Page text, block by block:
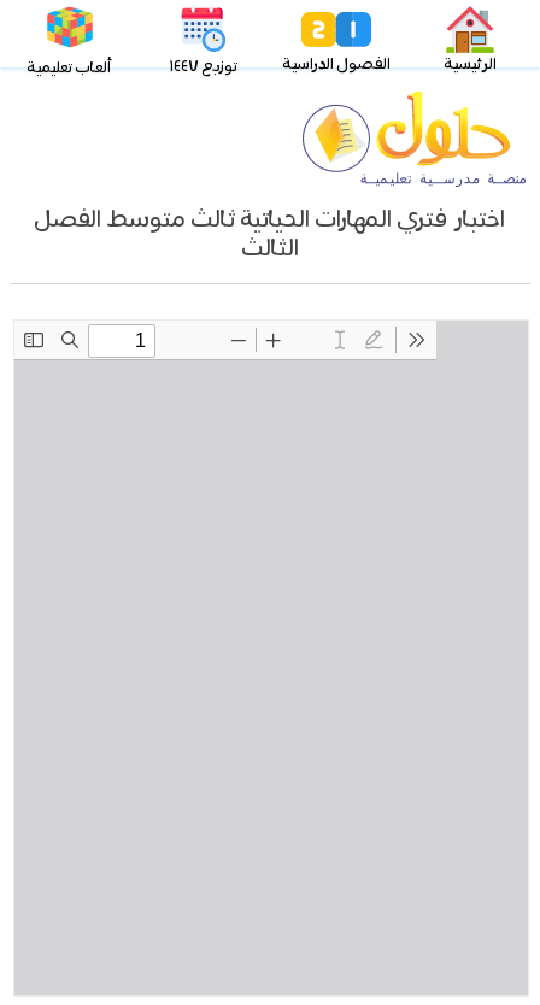
الرئيسية الفصول الدراسية توزيع ١٤٤٧ ألعاب تعليمية
اختبار فتري المهارات الحياتية ثالث متوسط الفصل
الثالث